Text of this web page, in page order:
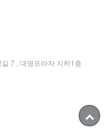
7 , 대명프라자 지하1층